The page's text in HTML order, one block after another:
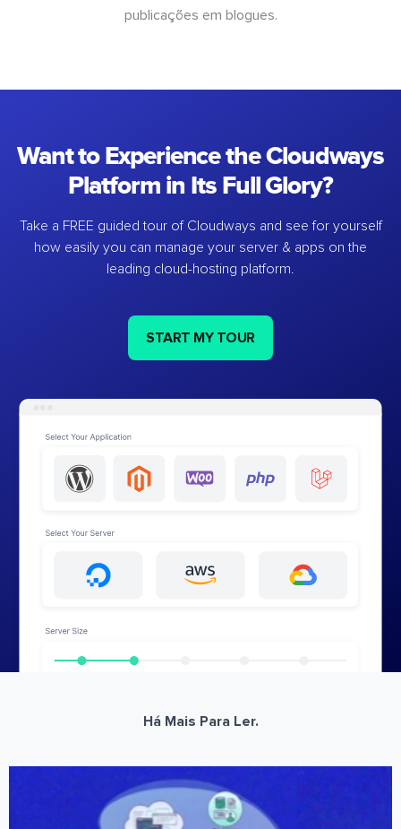
publicações em blogues.
Want to Experience the Cloudways
Platform in Its Full Glory?
Take a FREE guided tour of Cloudways and see for yourself
how easily you can manage your server & apps on the
leading cloud-hosting platform.
START MY TOUR
Há Mais Para Ler.